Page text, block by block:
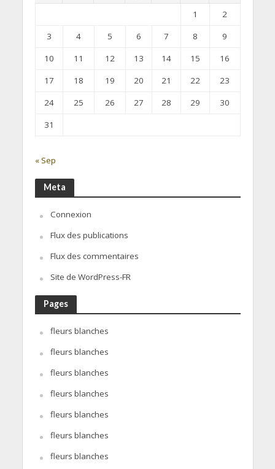
1
2
3
4 5 6 7 8
9
10
11 12 13 14 15
16
17
18 19 20 21 22
23
24
25 26 27 28 29
30
31
« Sep
Meta
Connexion
Flux des publications
Flux des commentaires
Site de WordPress-FR
Pages
fleurs blanches
fleurs blanches
fleurs blanches
fleurs blanches
fleurs blanches
fleurs blanches
fleurs blanches